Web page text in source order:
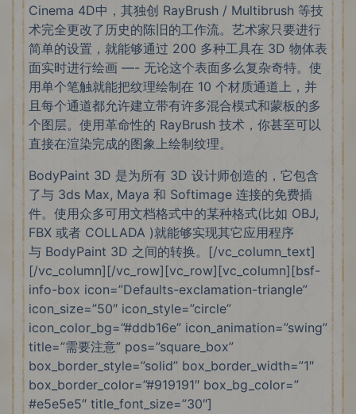
Cinema 4D中，其独创 RayBrush / Multibrush 等技
术完全更改了历史的陈旧的工作流。艺术家只要进行
简单的设置，就能够通过 200 多种工具在 3D 物体表
面实时进行绘画 —- 无论这个表面多么复杂奇特。使
用单个笔触就能把纹理绘制在 10 个材质通道上，并
且每个通道都允许建立带有许多混合模式和蒙板的多
个图层。使用革命性的 RayBrush 技术，你甚至可以
直接在渲染完成的图象上绘制纹理。
BodyPaint 3D 是为所有 3D 设计师创造的，它包含
了与 3ds Max, Maya 和 Softimage 连接的免费插
件。使用众多可用文档格式中的某种格式(比如 OBJ,
FBX 或者 COLLADA )就能够实现其它应用程序
与 BodyPaint 3D 之间的转换。[/vc_column_text]
[/vc_column][/vc_row][vc_row][vc_column][bsf-
info-box icon=”Defaults-exclamation-triangle”
icon_size=”50″ icon_style=”circle”
icon_color_bg=”#ddb16e” icon_animation=”swing”
title=”需要注意” pos=”square_box”
box_border_style=”solid” box_border_width=”1″
box_border_color=”#919191″ box_bg_color=”
#e5e5e5″ title_font_size=”30″]